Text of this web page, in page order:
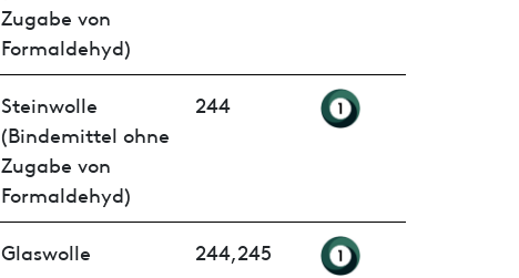
Zugabe von
Formaldehyd)
Steinwolle
(Bindemittel ohne
Zugabe von
Formaldehyd)
244
Glaswolle 244,245